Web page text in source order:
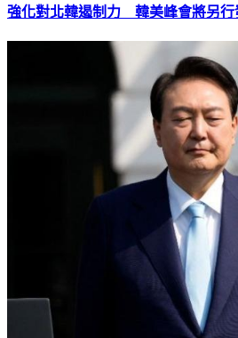
強化對北韓遏制力 韓美峰會將另行